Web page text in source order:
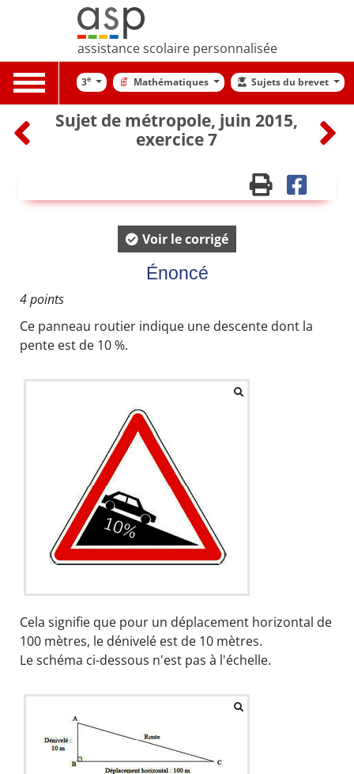
assistance scolaire personnalisée
Toggle
navigation
3e Mathématiques Sujets du brevet
Sujet de métropole, juin 2015,
exercice 7
Voir le corrigé
Énoncé
4 points
Ce panneau routier indique une descente dont la
pente est de 10 %.
Cela signifie que pour un déplacement horizontal de
100 mètres, le dénivelé est de 10 mètres.
Le schéma ci-dessous n'est pas à l'échelle.